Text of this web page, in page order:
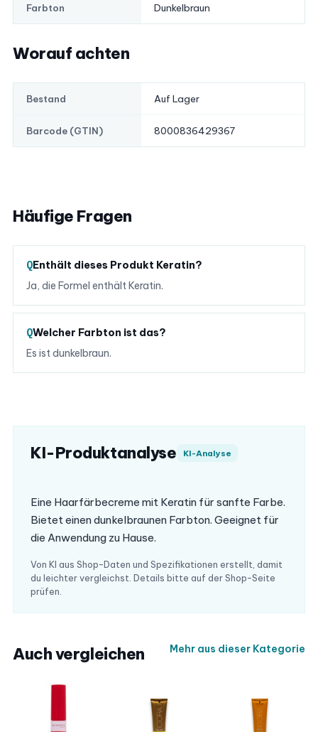
Farbton Dunkelbraun
Worauf achten
Bestand Auf Lager
Barcode (GTIN) 8000836429367
Häufige Fragen
Enthält dieses Produkt Keratin?
Ja, die Formel enthält Keratin.
Welcher Farbton ist das?
Es ist dunkelbraun.
KI-Produktanalyse KI-Analyse
Eine Haarfärbecreme mit Keratin für sanfte Farbe.
Bietet einen dunkelbraunen Farbton. Geeignet für
die Anwendung zu Hause.
Von KI aus Shop-Daten und Spezifikationen erstellt, damit
du leichter vergleichst. Details bitte auf der Shop-Seite
prüfen.
Auch vergleichen Mehr aus dieser Kategorie